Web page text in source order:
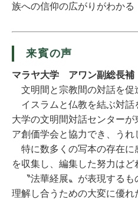
族への信仰の広がりがわかる
来賓の声
マラヤ大学 アワン副総長補
文明間と宗教間の対話を促
イスラムと仏教を結ぶ対話
大学の文明間対話センター
ア創価学会と協力でき、うれ
特に数多くの写本の存在に
を収集し、編集した努力はど
〝法華経展〟が表現するも
理解し合うための大変に優れ